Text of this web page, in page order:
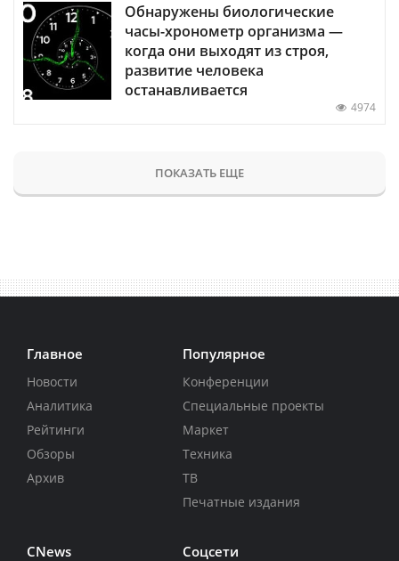
Обнаружены биологические
часы-хронометр организма —
когда они выходят из строя,
развитие человека
останавливается
4974
ПОКАЗАТЬ ЕЩЕ
Главное
Новости
Аналитика
Рейтинги
Обзоры
Архив
Популярное
Конференции
Специальные проекты
Маркет
Техника
ТВ
Печатные издания
CNews Соцсети